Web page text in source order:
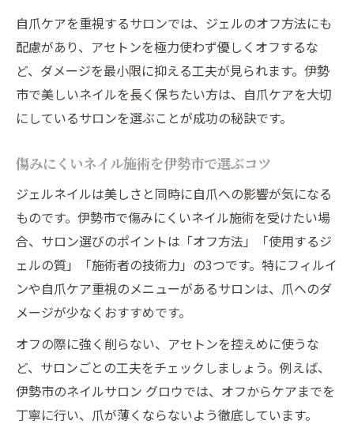
自爪ケアを重視するサロンでは、ジェルのオフ方法にも
配慮があり、アセトンを極力使わず優しくオフするな
ど、ダメージを最小限に抑える工夫が見られます。伊勢
市で美しいネイルを長く保ちたい方は、自爪ケアを大切
にしているサロンを選ぶことが成功の秘訣です。
傷みにくいネイル施術を伊勢市で選ぶコツ
ジェルネイルは美しさと同時に自爪への影響が気になる
ものです。伊勢市で傷みにくいネイル施術を受けたい場
合、サロン選びのポイントは「オフ方法」「使用するジ
ェルの質」「施術者の技術力」の3つです。特にフィルイ
ンや自爪ケア重視のメニューがあるサロンは、爪へのダ
メージが少なくおすすめです。
オフの際に強く削らない、アセトンを控えめに使うな
ど、サロンごとの工夫をチェックしましょう。例えば、
伊勢市のネイルサロン グロウでは、オフからケアまでを
丁寧に行い、爪が薄くならないよう徹底しています。